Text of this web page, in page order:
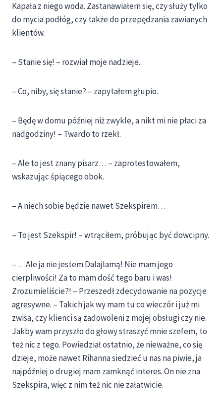
Kapała z niego woda. Zastanawiałem się, czy służy tylko
do mycia podłóg, czy także do przepędzania zawianych
klientów.
– Stanie się! – rozwiał moje nadzieje.
– Co, niby, się stanie? – zapytałem głupio.
– Będę w domu później niż zwykle, a nikt mi nie płaci za
nadgodziny! – Twardo to rzekł.
– Ale to jest znany pisarz… – zaprotestowałem,
wskazując śpiącego obok.
– A niech sobie będzie nawet Szekspirem…
– To jest Szekspir! – wtrąciłem, próbując być dowcipny.
– …Ale ja nie jestem Dalajlamą! Nie mam jego
cierpliwości! Za to mam dość tego baru i was!
Zrozumieliście?! – Przeszedł zdecydowanie na pozycje
agresywne. – Takich jak wy mam tu co wieczór i już mi
zwisa, czy klienci są zadowoleni z mojej obsługi czy nie.
Jakby wam przyszło do głowy straszyć mnie szefem, to
też nic z tego. Powiedział ostatnio, że nieważne, co się
dzieje, może nawet Rihanna siedzieć u nas na piwie, ja
najpóźniej o drugiej mam zamknąć interes. On nie zna
Szekspira, więc z nim też nic nie załatwicie.